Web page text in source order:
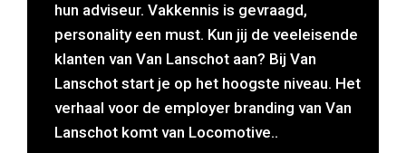
hun adviseur. Vakkennis is gevraagd,
personality een must. Kun jij de veeleisende
klanten van Van Lanschot aan? Bij Van
Lanschot start je op het hoogste niveau. Het
verhaal voor de employer branding van Van
Lanschot komt van Locomotive..